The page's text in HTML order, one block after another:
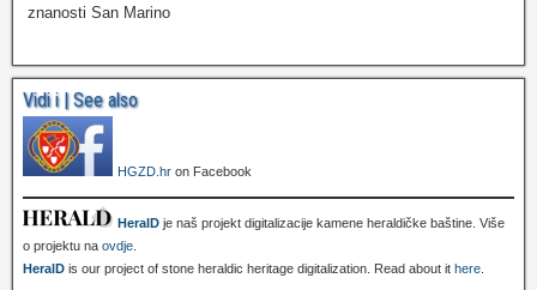
znanosti San Marino
Vidi i | See also
HGZD.hr on Facebook
HeralD je naš projekt digitalizacije kamene heraldičke baštine. Više
o projektu na ovdje.
HeralD is our project of stone heraldic heritage digitalization. Read about it here.